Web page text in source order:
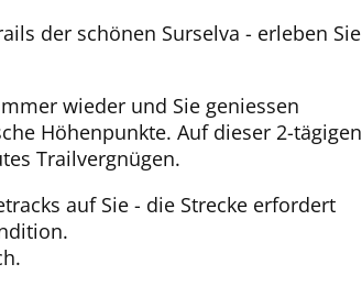
der schönen Surselva - erleben Sie
wieder und Sie geniessen
Höhenpunkte. Auf dieser 2-tägigen
Trailvergnügen.
auf Sie - die Strecke erfordert